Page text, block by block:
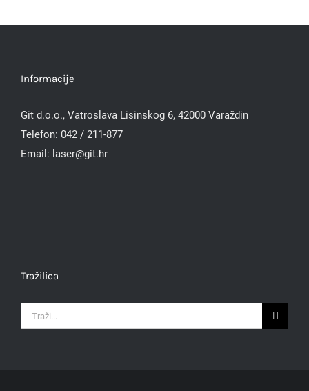
Informacije
Git d.o.o., Vatroslava Lisinskog 6, 42000 Varaždin
Telefon: 042 / 211-877
Email: laser@git.hr
Tražilica
Traži...